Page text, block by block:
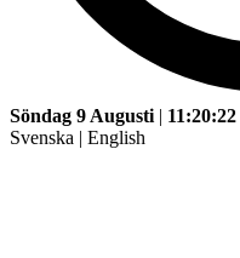
Söndag 9 Augusti | 11:20:22
Svenska | English